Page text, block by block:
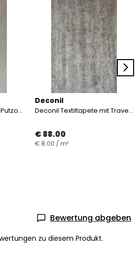
Deconil Textiltapete mit Putzoptik – Vinyl-Wandbelag B1, 137 cm , 20 oz
Deconil
Deconil Textiltapete mit Travertinoptik – Vinyl-Wandbelag B1, 137 cm , 20 oz
€ 88.00
€ 8.00 / m²
Bewertung abgeben
zu diesem Produkt.